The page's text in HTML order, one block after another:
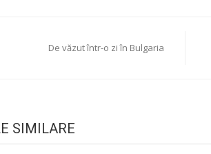
De văzut într-o zi în Bulgaria
SIMILARE